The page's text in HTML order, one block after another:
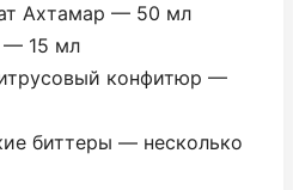
Ахтамар — 50 мл
— 15 мл
конфитюр —
биттеры — несколько